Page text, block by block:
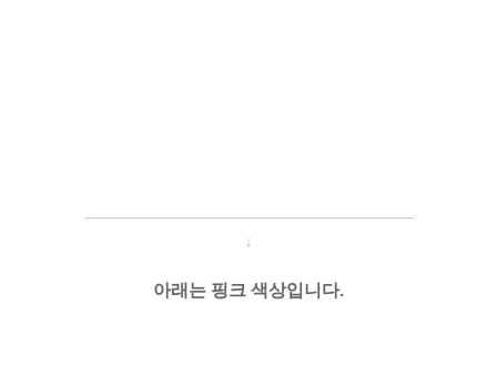
───────────────────────────
↓
아래는 핑크 색상입니다.